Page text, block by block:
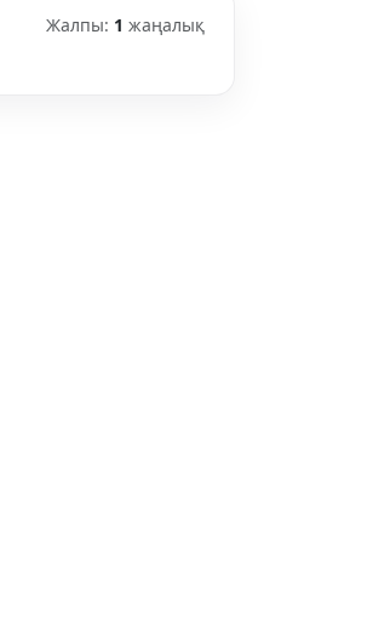
Жалпы: 1 жаңалық